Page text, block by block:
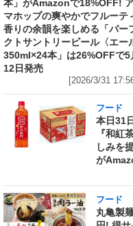
本」がAmazonで18%OFF!
マホップの爽やかでフルーテ
香りの余韻を楽しめる「パー
クトサントリービール〈エー
350ml×24本」は26%OFFで5
12日発売
[2026/3/31
フード
本日31
『和紅
しみを
が
フード
丸亀製